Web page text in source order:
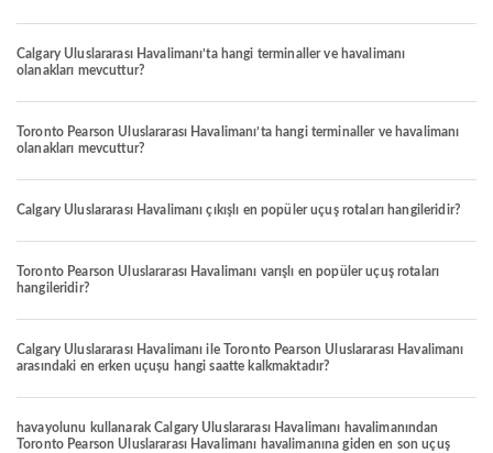
Calgary Uluslararası Havalimanı’ta hangi terminaller ve havalimanı
olanakları mevcuttur?
Toronto Pearson Uluslararası Havalimanı’ta hangi terminaller ve havalimanı
olanakları mevcuttur?
Calgary Uluslararası Havalimanı çıkışlı en popüler uçuş rotaları hangileridir?
Toronto Pearson Uluslararası Havalimanı varışlı en popüler uçuş rotaları
hangileridir?
Calgary Uluslararası Havalimanı ile Toronto Pearson Uluslararası Havalimanı
arasındaki en erken uçuşu hangi saatte kalkmaktadır?
havayolunu kullanarak Calgary Uluslararası Havalimanı havalimanından
Toronto Pearson Uluslararası Havalimanı havalimanına giden en son uçuş